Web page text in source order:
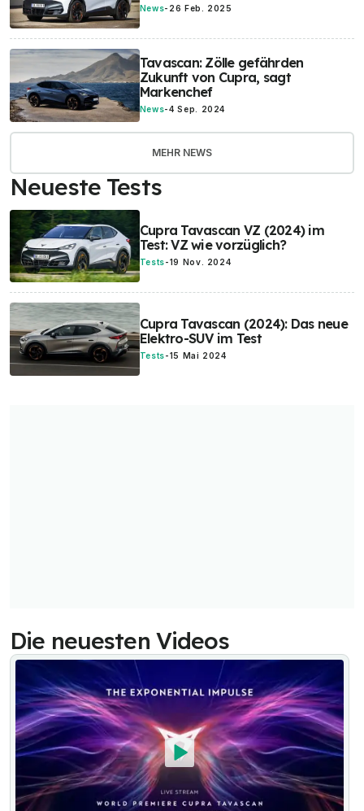
News- 26 Feb. 2025
Tavascan: Zölle gefährden
Zukunft von Cupra, sagt
Markenchef
News-4 Sep. 2024
MEHR NEWS
Neueste Tests
Cupra Tavascan VZ (2024) im
Test: VZ wie vorzüglich?
Tests-19 Nov. 2024
Cupra Tavascan (2024): Das neue
Elektro-SUV im Test
Tests-15 Mai 2024
Die neuesten Videos